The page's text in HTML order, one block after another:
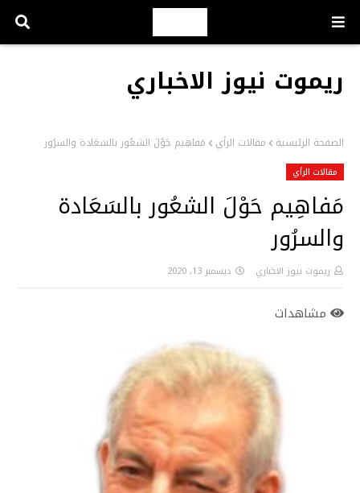
ريموت نيوز الاخباري
الصفحة الرئيسية مقالات الرأي مَفاهِيم حَوْلَ الشعُور بالسَعَادة والسرُور
مقالات الرأي
مَفاهِيم حَوْلَ الشعُور بالسَعَادة
والسرُور
ريموت نيوز الاخباري ديسمبر 13, 2020
مشاهدات